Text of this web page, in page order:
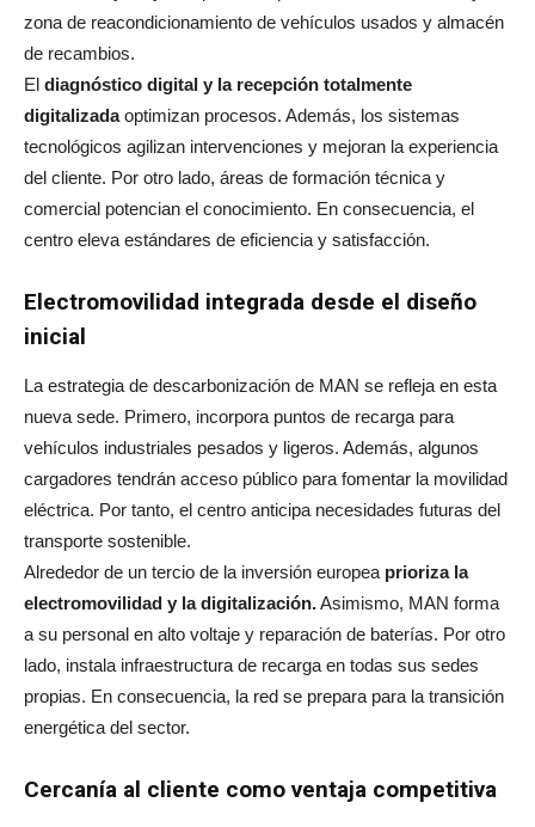
zona de reacondicionamiento de vehículos usados y almacén
de recambios.
El diagnóstico digital y la recepción totalmente
digitalizadaoptimizan procesos. Además, los sistemas
tecnológicos agilizan intervenciones y mejoran la experiencia
del cliente. Por otro lado, áreas de formación técnica y
comercial potencian el conocimiento. En consecuencia, el
centro eleva estándares de eficiencia y satisfacción.
Electromovilidad integrada desde el diseño
inicial
La estrategia de descarbonización de MAN se refleja en esta
nueva sede. Primero, incorpora puntos de recarga para
vehículos industriales pesados y ligeros. Además, algunos
cargadores tendrán acceso público para fomentar la movilidad
eléctrica. Por tanto, el centro anticipa necesidades futuras del
transporte sostenible.
Alrededor de un tercio de la inversión europea prioriza la
electromovilidad y la digitalización.Asimismo, MAN forma
a su personal en alto voltaje y reparación de baterías. Por otro
lado, instala infraestructura de recarga en todas sus sedes
propias. En consecuencia, la red se prepara para la transición
energética del sector.
Cercanía al cliente como ventaja competitiva